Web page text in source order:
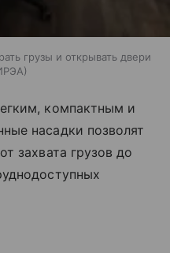
грузы и открывать двери
компактным и
насадки позволят
захвата грузов до